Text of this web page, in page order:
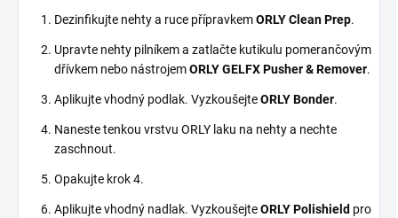
Dezinfikujte nehty a ruce přípravkemORLY Clean Prep.
Upravte nehty pilníkem a zatlačte kutikulu pomerančovým
dřívkem nebo nástrojemORLY GELFX Pusher & Remover.
Aplikujte vhodný podlak. VyzkoušejteORLY Bonder.
Naneste tenkou vrstvu ORLY laku na nehty a nechte
zaschnout.
Opakujte krok 4.
Aplikujte vhodný nadlak. VyzkoušejteORLY Polishield pro